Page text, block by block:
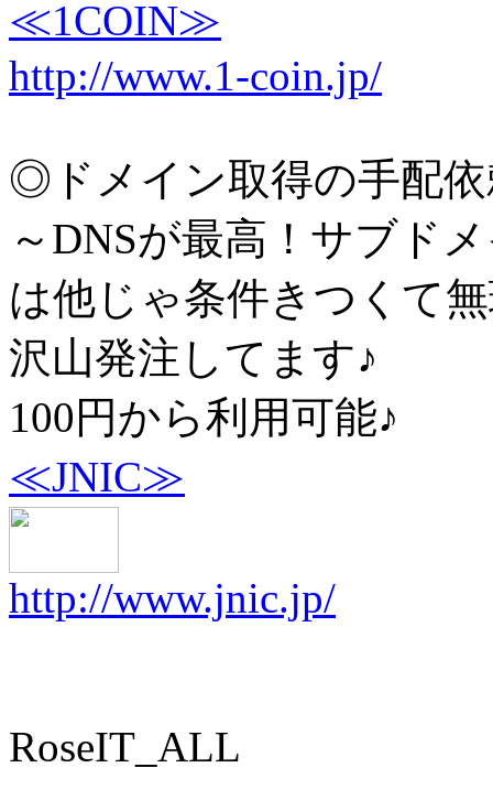
≪1COIN≫
http://www.1-coin.jp/
◎ドメイン取得の手配
～DNSが最高！サブド
は他じゃ条件きつくて
沢山発注してます♪
100円から利用可能♪
≪JNIC≫
http://www.jnic.jp/
RoseIT_ALL